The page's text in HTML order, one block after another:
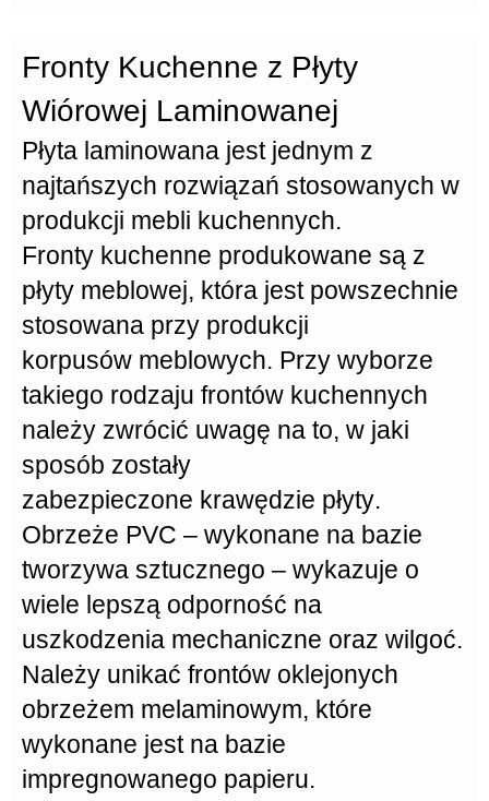
Fronty Kuchenne z Płyty
Wiórowej Laminowanej
Płyta laminowana jest jednym z
najtańszych rozwiązań stosowanych w
produkcji mebli kuchennych.
Fronty kuchenne produkowane są z
płyty meblowej, która jest powszechnie
stosowana przy produkcji
korpusów meblowych. Przy wyborze
takiego rodzaju frontów kuchennych
należy zwrócić uwagę na to, w jaki
sposób zostały
zabezpieczone krawędzie płyty.
Obrzeże PVC – wykonane na bazie
tworzywa sztucznego – wykazuje o
wiele lepszą odporność na
uszkodzenia mechaniczne oraz wilgoć.
Należy unikać frontów oklejonych
obrzeżem melaminowym, które
wykonane jest na bazie
impregnowanego papieru.